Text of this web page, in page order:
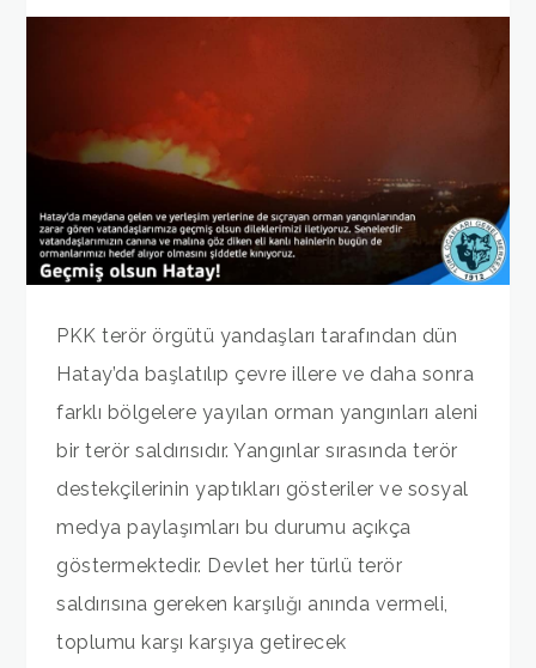
PKK terör örgütü yandaşları tarafından dün
Hatay’da başlatılıp çevre illere ve daha sonra
farklı bölgelere yayılan orman yangınları aleni
bir terör saldırısıdır. Yangınlar sırasında terör
destekçilerinin yaptıkları gösteriler ve sosyal
medya paylaşımları bu durumu açıkça
göstermektedir. Devlet her türlü terör
saldırısına gereken karşılığı anında vermeli,
toplumu karşı karşıya getirecek